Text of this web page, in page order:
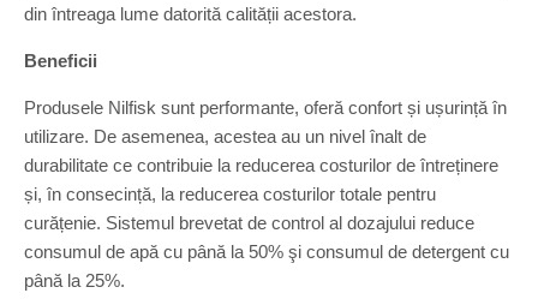
din întreaga lume datorită calității acestora.
Beneficii
Produsele Nilfisk sunt performante, oferă confort și ușurință în
utilizare. De asemenea, acestea au un nivel înalt de
durabilitate ce contribuie la reducerea costurilor de întreținere
și, în consecință, la reducerea costurilor totale pentru
curățenie. Sistemul brevetat de control al dozajului reduce
consumul de apă cu până la 50% şi consumul de detergent cu
până la 25%.